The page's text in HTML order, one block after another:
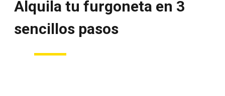
Alquila tu furgoneta en 3
sencillos pasos